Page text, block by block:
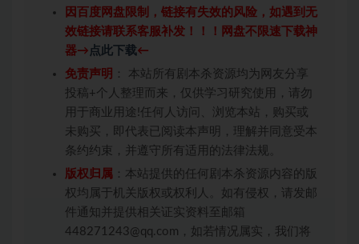
因百度网盘限制，链接有失效的风险，如遇到无
效链接请联系客服补发！！！网盘不限速下载神
器→ 点此下载←
免责声明 ： 本站所有剧本杀资源均为网友分享
投稿+个人整理而来，仅供学习研究使用，请勿
用于商业用途!任何人访问、浏览本站，购买或
未购买，即代表已阅读本声明，理解并同意受本
条约约束，并遵守所有适用的法律法规。
版权归属 ：本站提供的任何剧本杀资源内容的版
权均属于机关版权或权利人。如有侵权，请发邮
件通知并提供相关证实资料至邮箱
448271243@qq.com，如若情况属实，我们将